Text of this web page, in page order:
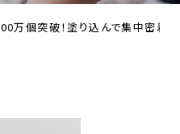
万個突破！塗り込んで集中密着